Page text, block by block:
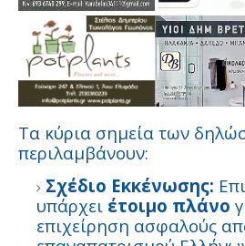
Τα κύρια σημεία των
περιλαμβάνουν:
Σχέδιο Εκκένωσης:
υπάρχει έτοιμο πλάνο
επιχείρηση ασφαλούς